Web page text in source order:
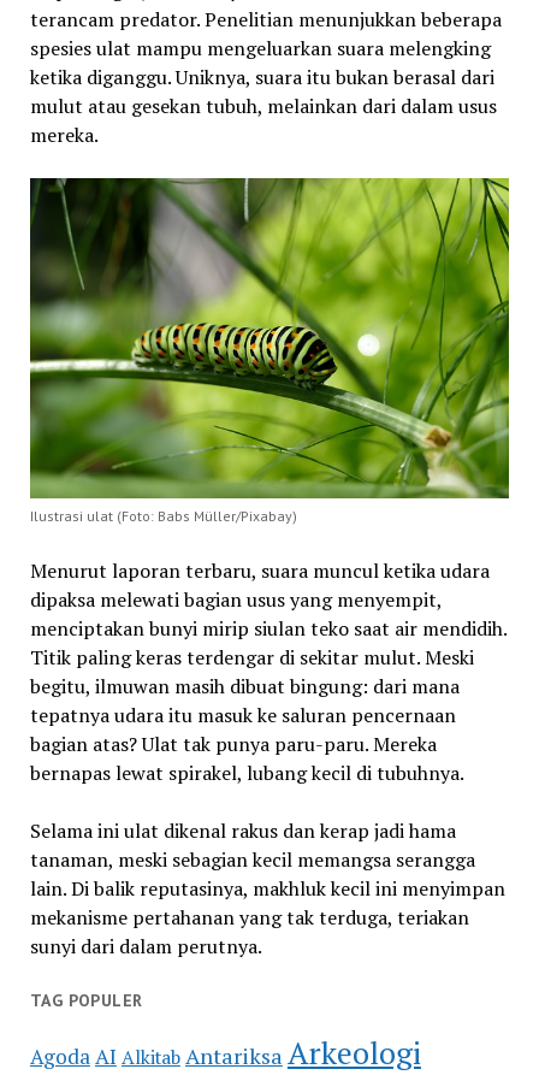
terancam predator. Penelitian menunjukkan beberapa
spesies ulat mampu mengeluarkan suara melengking
ketika diganggu. Uniknya, suara itu bukan berasal dari
mulut atau gesekan tubuh, melainkan dari dalam usus
mereka.
Ilustrasi ulat (Foto: Babs Müller/Pixabay)
Menurut laporan terbaru, suara muncul ketika udara
dipaksa melewati bagian usus yang menyempit,
menciptakan bunyi mirip siulan teko saat air mendidih.
Titik paling keras terdengar di sekitar mulut. Meski
begitu, ilmuwan masih dibuat bingung: dari mana
tepatnya udara itu masuk ke saluran pencernaan
bagian atas? Ulat tak punya paru-paru. Mereka
bernapas lewat spirakel, lubang kecil di tubuhnya.
Selama ini ulat dikenal rakus dan kerap jadi hama
tanaman, meski sebagian kecil memangsa serangga
lain. Di balik reputasinya, makhluk kecil ini menyimpan
mekanisme pertahanan yang tak terduga, teriakan
sunyi dari dalam perutnya.
TAG POPULER
AgodaAI AlkitabAntariksa Arkeologi